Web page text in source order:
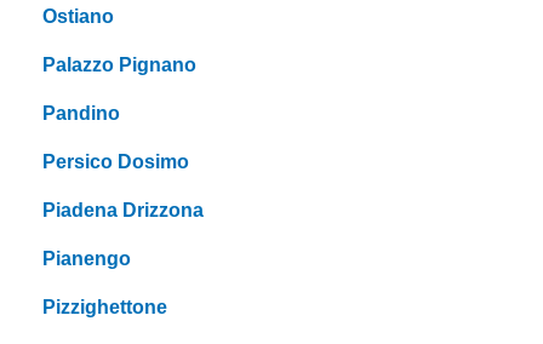
Ostiano
Palazzo Pignano
Pandino
Persico Dosimo
Piadena Drizzona
Pianengo
Pizzighettone